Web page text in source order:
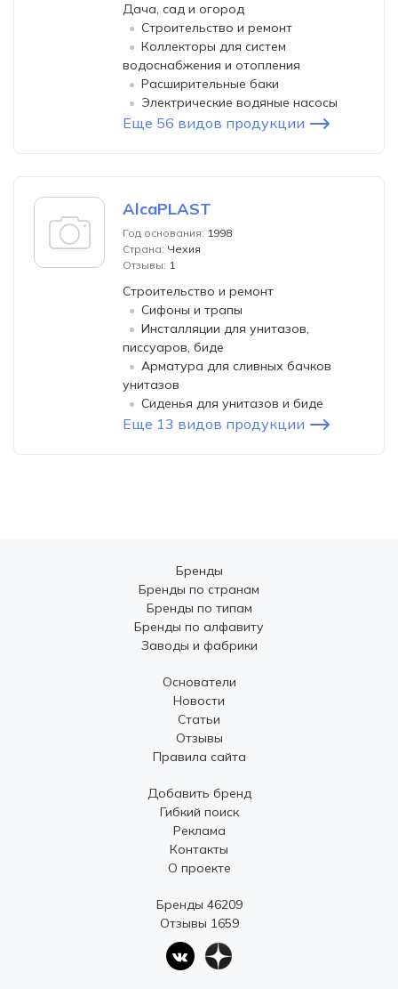
Дача, сад и огород
Строительство и ремонт
Коллекторы для систем
водоснабжения и отопления
Расширительные баки
Электрические водяные насосы
Еще 56 видов продукции
AlcaPLAST
Год основания: 1998
Страна: Чехия
Отзывы: 1
Строительство и ремонт
Сифоны и трапы
Инсталляции для унитазов,
писсуаров, биде
Арматура для сливных бачков
унитазов
Сиденья для унитазов и биде
Еще 13 видов продукции
Бренды
Бренды по странам
Бренды по типам
Бренды по алфавиту
Заводы и фабрики
Основатели
Новости
Статьи
Отзывы
Правила сайта
Добавить бренд
Гибкий поиск
Реклама
Контакты
О проекте
Бренды 46209
Отзывы 1659